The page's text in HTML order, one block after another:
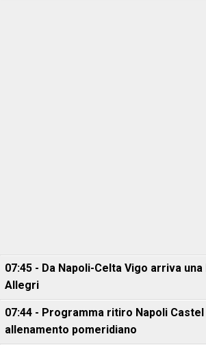
07:45 - Da Napoli-Celta Vigo arriva
Allegri
07:44 - Programma ritiro Napoli
allenamento pomeridiano